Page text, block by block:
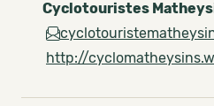
Cyclotouristes
http://